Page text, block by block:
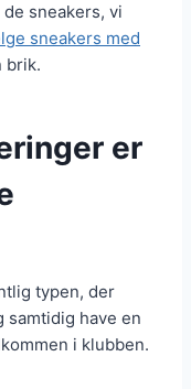
sneakers, vi
sneakers med
brik.
er
typen, der
have en
i klubben.